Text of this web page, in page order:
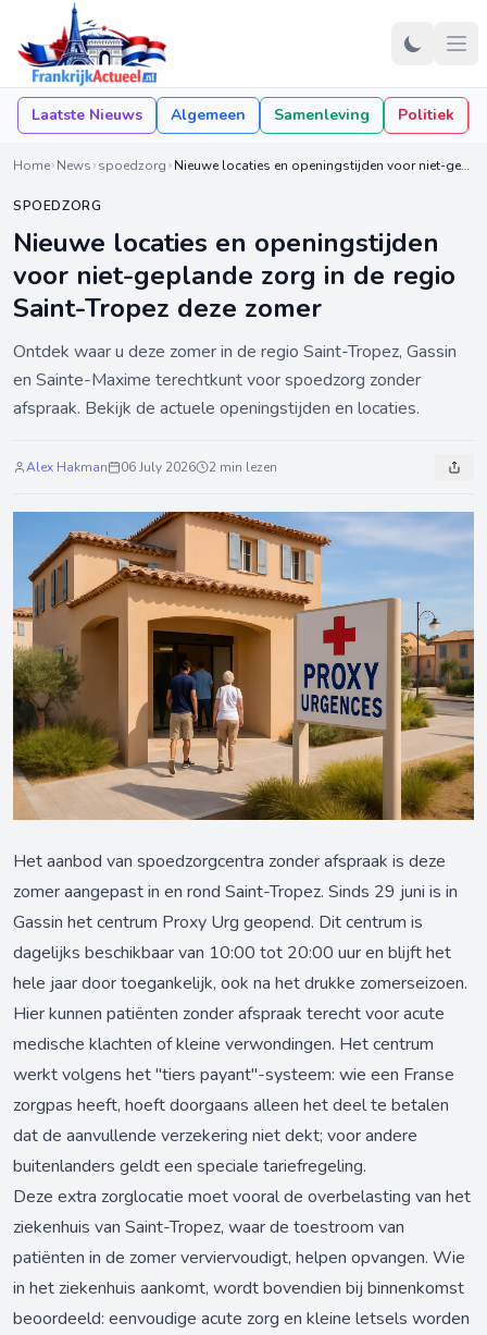
Laatste Nieuws Algemeen Samenleving Politiek
Home News spoedzorg Nieuwe locaties en openingstijden voor niet-geplande zorg in de regio Saint-Tropez deze zomer
SPOEDZORG
Nieuwe locaties en openingstijden
voor niet-geplande zorg in de regio
Saint-Tropez deze zomer
Ontdek waar u deze zomer in de regio Saint-Tropez, Gassin
en Sainte-Maxime terechtkunt voor spoedzorg zonder
afspraak. Bekijk de actuele openingstijden en locaties.
Alex Hakman 06 July 2026 2 min lezen
Het aanbod van spoedzorgcentra zonder afspraak is deze
zomer aangepast in en rond Saint-Tropez. Sinds 29 juni is in
Gassin het centrum Proxy Urg geopend. Dit centrum is
dagelijks beschikbaar van 10:00 tot 20:00 uur en blijft het
hele jaar door toegankelijk, ook na het drukke zomerseizoen.
Hier kunnen patiënten zonder afspraak terecht voor acute
medische klachten of kleine verwondingen. Het centrum
werkt volgens het "tiers payant"-systeem: wie een Franse
zorgpas heeft, hoeft doorgaans alleen het deel te betalen
dat de aanvullende verzekering niet dekt; voor andere
buitenlanders geldt een speciale tariefregeling.
Deze extra zorglocatie moet vooral de overbelasting van het
ziekenhuis van Saint-Tropez, waar de toestroom van
patiënten in de zomer verviervoudigt, helpen opvangen. Wie
in het ziekenhuis aankomt, wordt bovendien bij binnenkomst
beoordeeld: eenvoudige acute zorg en kleine letsels worden